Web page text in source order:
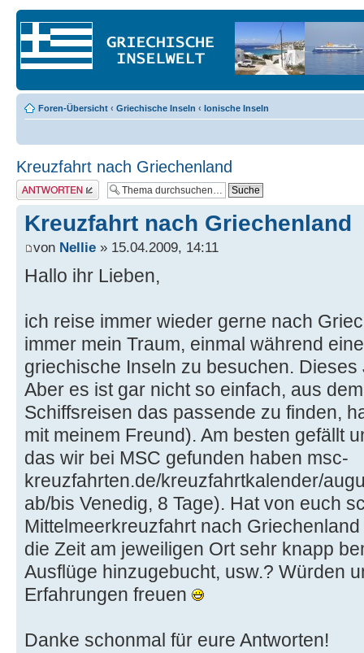
Foren-Übersicht ‹ Griechische Inseln ‹ Ionische Inseln
Kreuzfahrt nach Griechenland
Antwort erstellen
Kreuzfahrt nach Griechenland
von Nellie » 15.04.2009, 14:11
Hallo ihr Lieben,
ich reise immer wieder gerne nach
immer mein Traum, einmal während
griechische Inseln zu besuchen.
Aber es ist gar nicht so einfach, aus
Schiffsreisen das passende zu finden,
mit meinem Freund). Am besten gefällt
das wir bei MSC gefunden haben msc-
kreuzfahrten.de/kreuzfahrtkalender/
ab/bis Venedig, 8 Tage). Hat von euch
Mittelmeerkreuzfahrt nach
die Zeit am jeweiligen Ort sehr knapp
Ausflüge hinzugebucht, usw.? Würden
Erfahrungen freuen
Danke schonmal für eure Antworten!